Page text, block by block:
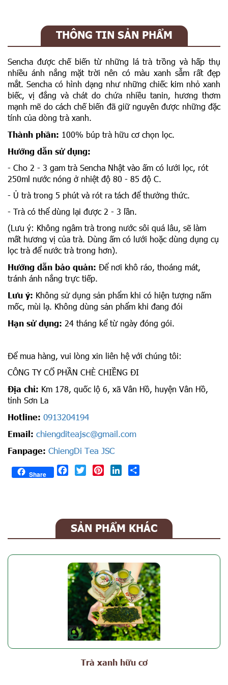
THÔNG TIN SẢN PHẨM
Sencha được chế biến từ những lá trà trồng và hấp thụ
nhiều ánh nắng mặt trời nên có màu xanh sẫm rất đẹp
mắt. Sencha có hình dạng như những chiếc kim nhỏ xanh
biếc, vị đắng và chát do chứa nhiều tanin, hương thơm
mạnh mẽ do cách chế biến đã giữ nguyên được những đặc
tính của dòng trà xanh.
Thành phần: 100% búp trà hữu cơ chọn lọc.
Hướng dẫn sử dụng:
- Cho 2 - 3 gam trà Sencha Nhật vào ấm có lưới lọc, rót
250ml nước nóng ở nhiệt độ 80 - 85 độ C.
- Ủ trà trong 5 phút và rót ra tách để thưởng thức.
- Trà có thể dùng lại được 2 - 3 lần.
(Lưu ý: Không ngâm trà trong nước sôi quá lâu, sẽ làm
mất hương vị của trà. Dùng ấm có lưới hoặc dùng dụng cụ
lọc trà để nước trà trong hơn).
Hướng dẫn bảo quản: Để nơi khô ráo, thoáng mát,
tránh ánh nắng trực tiếp.
Lưu ý: Không sử dụng sản phẩm khi có hiện tượng nấm
mốc, mùi lạ. Không dùng sản phẩm khi đang đói
Hạn sử dụng: 24 tháng kể từ ngày đóng gói.
Để mua hàng, vui lòng xin liên hệ với chúng tôi:
CÔNG TY CỔ PHẦN CHÈ CHIỀNG ĐI
Địa chỉ: Km 178, quốc lộ 6, xã Vân Hồ, huyện Vân Hồ,
tỉnh Sơn La
Hotline: 0913204194
Email: chiengditeajsc@gmail.com
Fanpage: ChiengDi Tea JSC
Share Facebook
TwitterPinterestLinkedIn
SẢN PHẨM KHÁC
Trà xanh hữu cơ